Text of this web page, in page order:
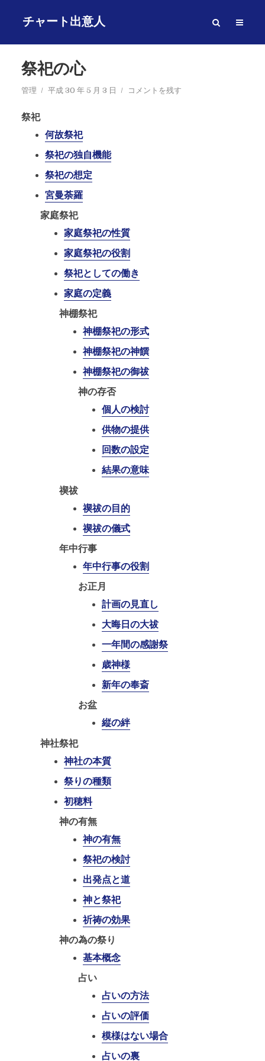
チャート出意人
祭祀の心
管理 平成 30 年 5 月 3 日 コメントを残す
祭祀
何故祭祀
祭祀の独自機能
祭祀の想定
宮曼荼羅
家庭祭祀
家庭祭祀の性質
家庭祭祀の役割
祭祀としての働き
家庭の定義
神棚祭祀
神棚祭祀の形式
神棚祭祀の神饌
神棚祭祀の御祓
神の存否
個人の検討
供物の提供
回数の設定
結果の意味
禊祓
禊祓の目的
禊祓の儀式
年中行事
年中行事の役割
お正月
計画の見直し
大晦日の大祓
一年間の感謝祭
歳神様
新年の奉斎
お盆
縦の絆
神社祭祀
神社の本質
祭りの種類
初穂料
神の有無
神の有無
祭祀の検討
出発点と道
神と祭祀
祈祷の効果
神の為の祭り
基本概念
占い
占いの方法
占いの評価
模様はない場合
占いの裏